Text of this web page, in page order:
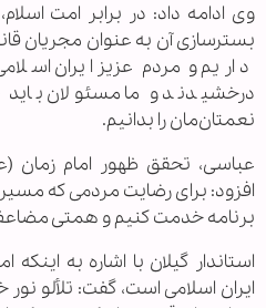
وی ادامه داد: در برابر امت
بسترسازی آن به عنوان مجریان
داریم و مردم عزیز ایران
درخشیدند و ما مسئولان باید
نعمتان‌مان را بدانیم.
عباسی، تحقق ظهور امام زمان
افزود: برای رضایت مردمی که مسیر
برنامه خدمت کنیم و همتی
استاندار گیلان با اشاره به
ایران اسلامی است، گفت: تلألو